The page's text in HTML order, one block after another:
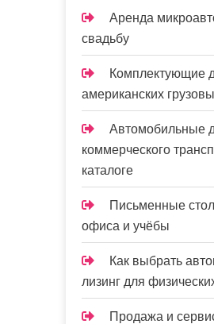
Аренда
свадьбу
Комплектующие
американских
Автомобильные
коммерческого
каталоге
Письменные
офиса и учёбы
Как выбрать
лизинг для
Продажа и